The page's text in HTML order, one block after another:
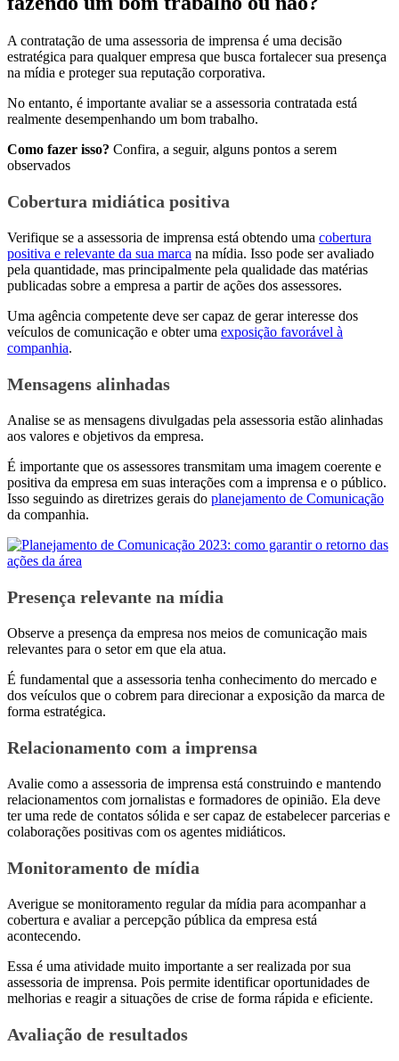
A contratação de uma assessoria de imprensa é uma decisão
estratégica para qualquer empresa que busca fortalecer sua presença
na mídia e proteger sua reputação corporativa.
No entanto, é importante avaliar se a assessoria contratada está
realmente desempenhando um bom trabalho.
Como fazer isso? Confira, a seguir, alguns pontos a serem
observados
Cobertura midiática positiva
Verifique se a assessoria de imprensa está obtendo uma cobertura
positiva e relevante da sua marca na mídia. Isso pode ser avaliado
pela quantidade, mas principalmente pela qualidade das matérias
publicadas sobre a empresa a partir de ações dos assessores.
Uma agência competente deve ser capaz de gerar interesse dos
veículos de comunicação e obter uma exposição favorável à
companhia.
Mensagens alinhadas
Analise se as mensagens divulgadas pela assessoria estão alinhadas
aos valores e objetivos da empresa.
É importante que os assessores transmitam uma imagem coerente e
positiva da empresa em suas interações com a imprensa e o público.
Isso seguindo as diretrizes gerais do planejamento de Comunicação
da companhia.
Presença relevante na mídia
Observe a presença da empresa nos meios de comunicação mais
relevantes para o setor em que ela atua.
É fundamental que a assessoria tenha conhecimento do mercado e
dos veículos que o cobrem para direcionar a exposição da marca de
forma estratégica.
Relacionamento com a imprensa
Avalie como a assessoria de imprensa está construindo e mantendo
relacionamentos com jornalistas e formadores de opinião. Ela deve
ter uma rede de contatos sólida e ser capaz de estabelecer parcerias e
colaborações positivas com os agentes midiáticos.
Monitoramento de mídia
Averigue se monitoramento regular da mídia para acompanhar a
cobertura e avaliar a percepção pública da empresa está
acontecendo.
Essa é uma atividade muito importante a ser realizada por sua
assessoria de imprensa. Pois permite identificar oportunidades de
melhorias e reagir a situações de crise de forma rápida e eficiente.
Avaliação de resultados